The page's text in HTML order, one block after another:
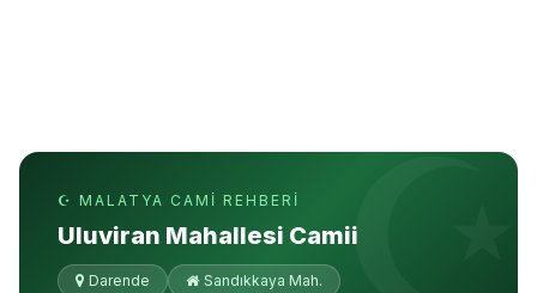
☪ MALATYA CAMI REHBERI
Uluviran Mahallesi Camii
Darende
Sandıkkaya Mah.